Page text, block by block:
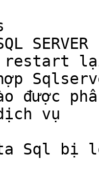
restart
được
vụ
Sql bị